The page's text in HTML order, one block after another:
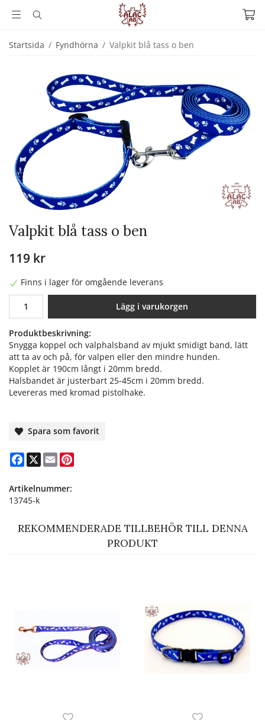
Startsida / Fyndhörna / Valpkit blå tass o ben
Valpkit blå tass o ben
119 kr
Finns i lager för omgående leverans
Lägg i varukorgen
Produktbeskrivning:
Snygga koppel och valphalsband av mjukt smidigt band, lätt
att ta av och på, för valpen eller den mindre hunden.
Kopplet är 190cm långt i 20mm bredd.
Halsbandet är justerbart 25-45cm i 20mm bredd.
Levereras med kromad pistolhake.
Spara som favorit
Facebook
X Email
Artikelnummer:
13745-k
REKOMMENDERADE TILLBEHÖR TILL DENNA
PRODUKT